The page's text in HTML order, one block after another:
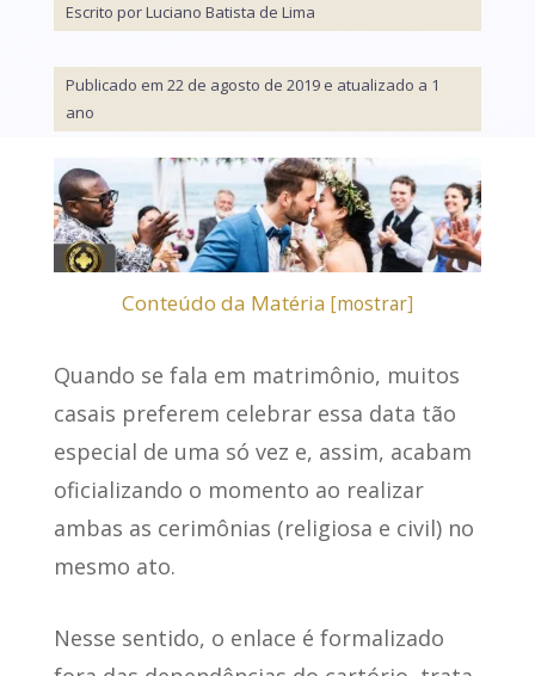
Escrito por Luciano Batista de Lima
Publicado em 22 de agosto de 2019 e atualizado a 1
ano
Conteúdo da Matéria [mostrar]
Quando se fala em matrimônio, muitos
casais preferem celebrar essa data tão
especial de uma só vez e, assim, acabam
oficializando o momento ao realizar
ambas as cerimônias (religiosa e civil) no
mesmo ato.
Nesse sentido, o enlace é formalizado